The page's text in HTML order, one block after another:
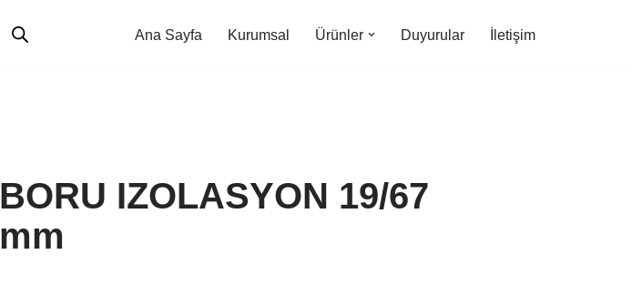
Ana Sayfa Kurumsal Ürünler Duyurular İletişim
BORU IZOLASYON 19/67
mm